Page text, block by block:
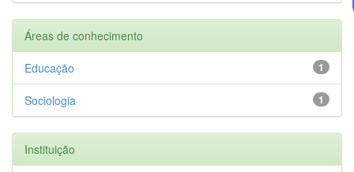
Áreas de conhecimento
1
Educação
1
Sociologia
Instituição